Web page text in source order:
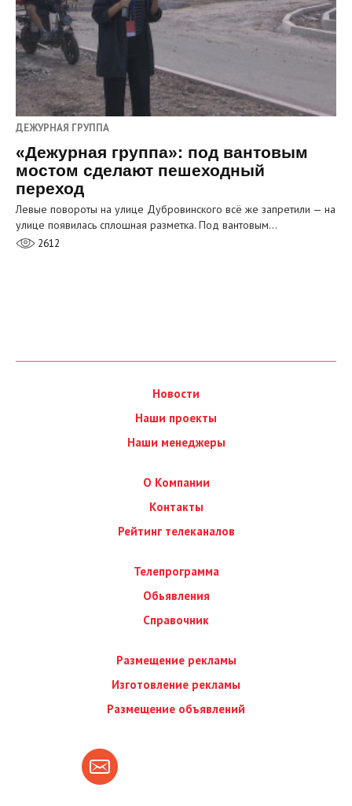
ДЕЖУРНАЯ ГРУППА
«Дежурная группа»: под вантовым
мостом сделают пешеходный
переход
Левые повороты на улице Дубровинского всё же запретили — на
улице появилась сплошная разметка. Под вантовым…
2612
Новости
Наши проекты
Наши менеджеры
О Компании
Контакты
Рейтинг телеканалов
Телепрограмма
Обьявления
Справочник
Размещение рекламы
Изготовление рекламы
Размещение объявлений